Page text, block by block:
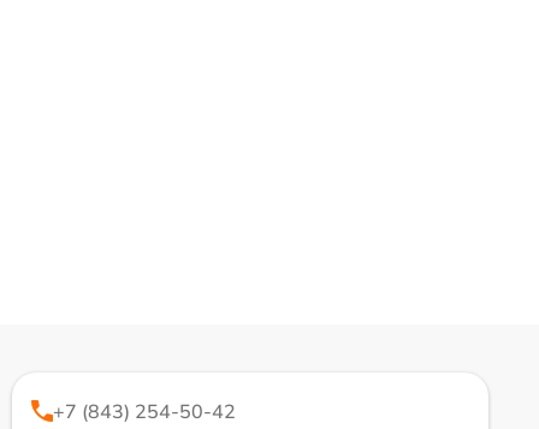
+7 (843) 254-50-42